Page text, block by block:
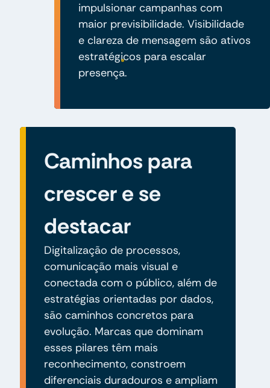
impulsionar campanhas com
maior previsibilidade. Visibilidade
e clareza de mensagem são ativos
estratégicos para escalar
presença.
Caminhos para
crescer e se
destacar
Digitalização de processos,
comunicação mais visual e
conectada com o público, além de
estratégias orientadas por dados,
são caminhos concretos para
evolução. Marcas que dominam
esses pilares têm mais
reconhecimento, constroem
diferenciais duradouros e ampliam